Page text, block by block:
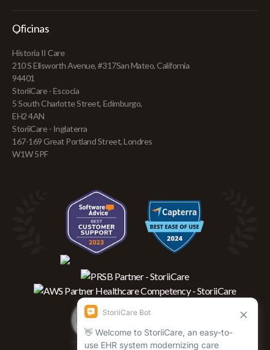
Oficinas
Historia II Care
210 S Ellsworth Avenue, #317San Mateo, California
94401
StoriiCare - Escocia
5 South Charlotte Street, Edimburgo,
EH2 4AN
StoriiCare - Inglaterra
167-169 Great Portland Street, Londres
W1W 5PF